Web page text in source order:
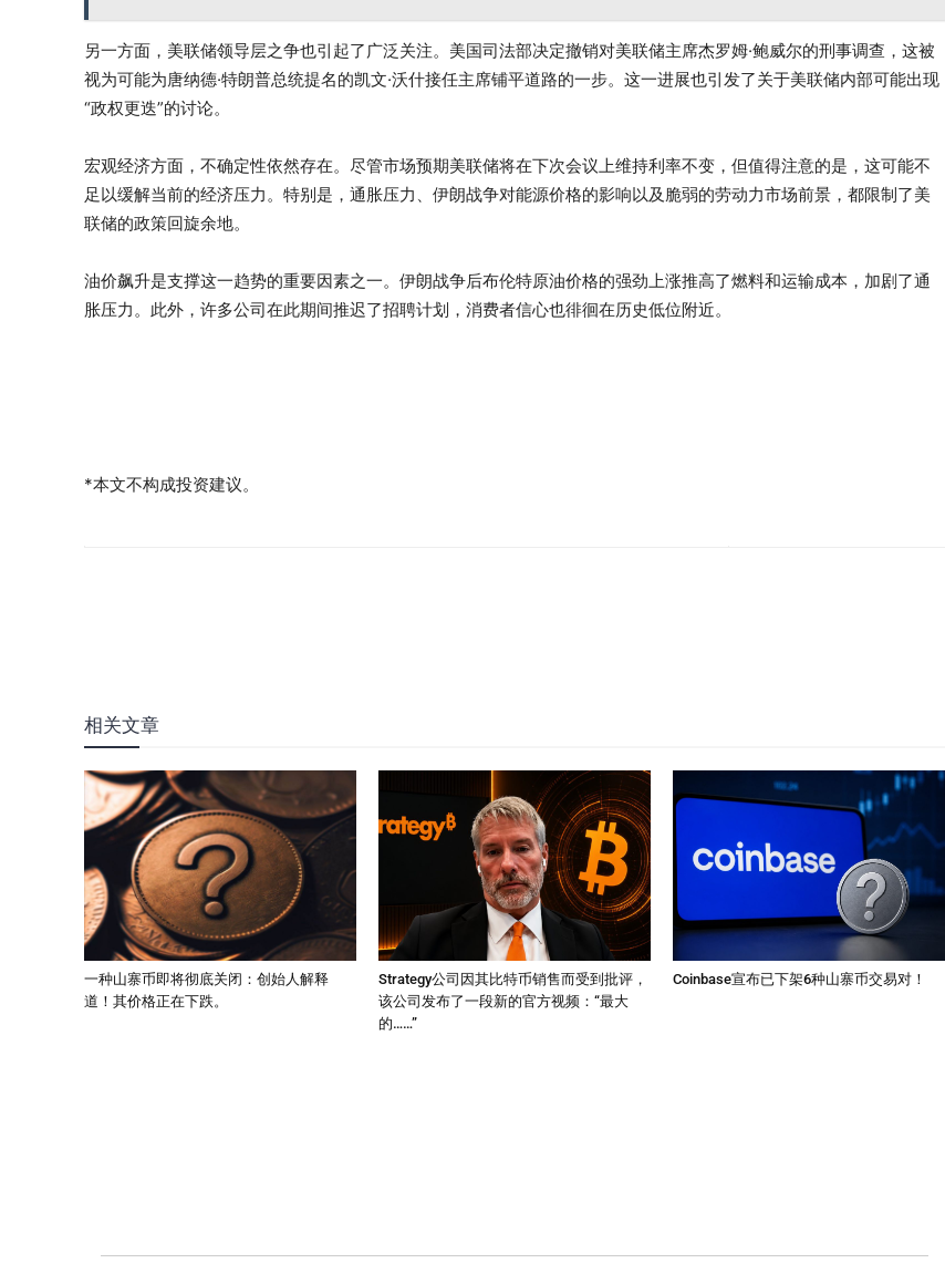
另一方面，美联储领导层之争也引起了广泛关注。美国司法部决定撤销对美联储主席杰罗姆·鲍威尔的刑事调查，这被
视为可能为唐纳德·特朗普总统提名的凯文·沃什接任主席铺平道路的一步。这一进展也引发了关于美联储内部可能出现
“政权更迭”的讨论。
宏观经济方面，不确定性依然存在。尽管市场预期美联储将在下次会议上维持利率不变，但值得注意的是，这可能不
足以缓解当前的经济压力。特别是，通胀压力、伊朗战争对能源价格的影响以及脆弱的劳动力市场前景，都限制了美
联储的政策回旋余地。
油价飙升是支撑这一趋势的重要因素之一。伊朗战争后布伦特原油价格的强劲上涨推高了燃料和运输成本，加剧了通
胀压力。此外，许多公司在此期间推迟了招聘计划，消费者信心也徘徊在历史低位附近。
*本文不构成投资建议。
相关文章
一种山寨币即将彻底关闭：创始人解释
道！其价格正在下跌。
Strategy公司因其比特币销售而受到批评，
该公司发布了一段新的官方视频：“最大
的……”
Coinbase宣布已下架6种山寨币交易对！